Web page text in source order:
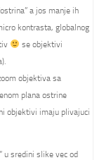
a jos manje ih
kontrasta, globalnog
se objektivi
objektiva sa
plana ostrine
objektivi imaju plivajuci
u sredini slike vec od